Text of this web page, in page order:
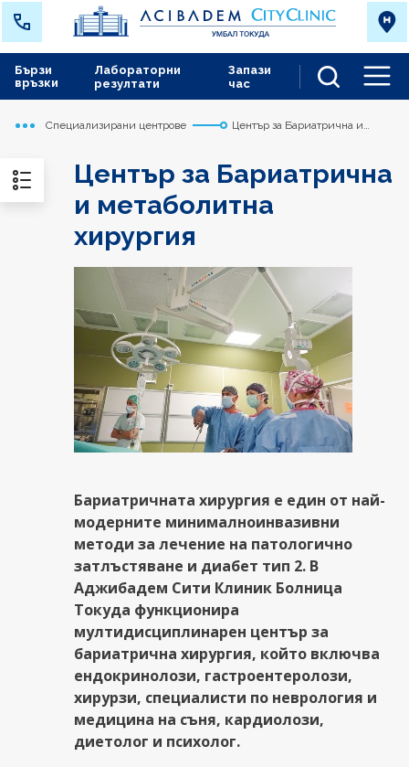
Лабораторни
резултати
Запази
час
Бързи
връзки
Начало
Токуда
Специализирани центрове
Център за Бариатрична и
Център за Бариатрична
и метаболитна
хирургия
Бариатричната хирургия е един от най-
модерните минималноинвазивни
методи за лечение на патологично
затлъстяване и диабет тип 2. В
Аджибадем Сити Клиник Болница
Токуда функционира
мултидисциплинарен център за
бариатрична хирургия, който включва
ендокринолози, гастроентеролози,
хирурзи, специалисти по неврология и
медицина на съня, кардиолози,
диетолог и психолог.